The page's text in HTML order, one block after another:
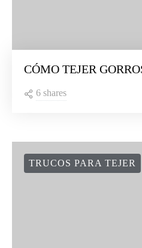
CÓMO TEJER
6 shares
TRUCOS PARA TEJER